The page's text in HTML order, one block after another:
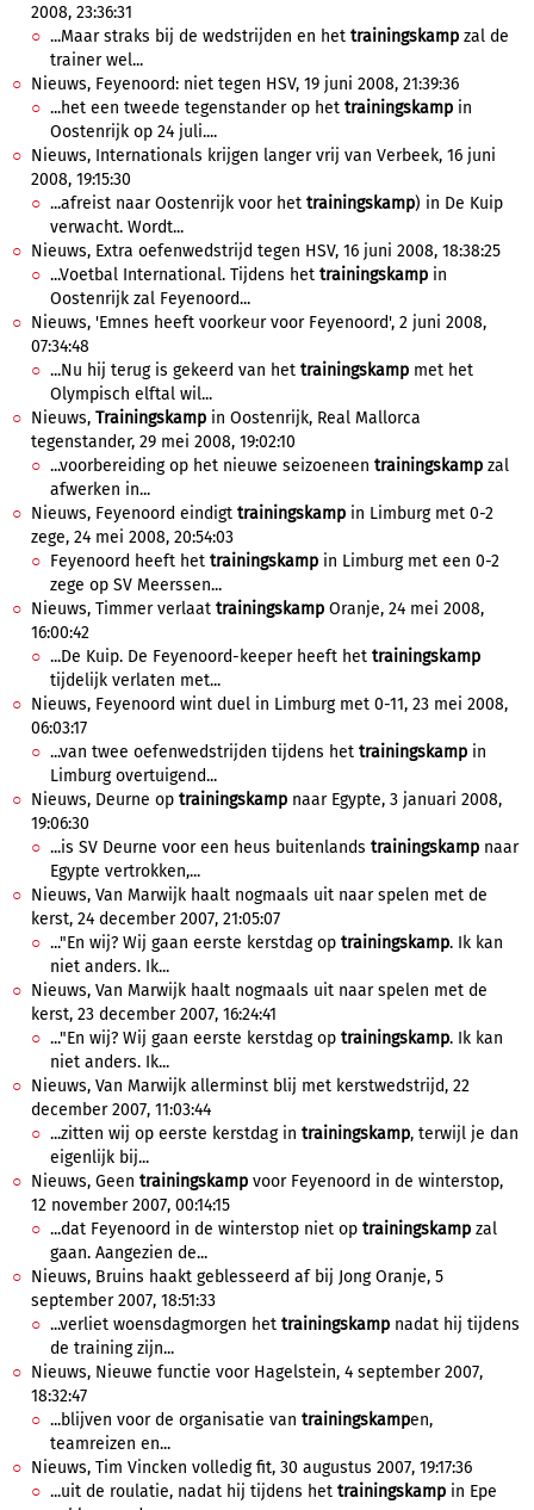
2008, 23:36:31
...Maar straks bij de wedstrijden en het trainingskamp zal de
trainer wel...
Nieuws, Feyenoord: niet tegen HSV, 19 juni 2008, 21:39:36
...het een tweede tegenstander op het trainingskamp in
Oostenrijk op 24 juli....
Nieuws, Internationals krijgen langer vrij van Verbeek, 16 juni
2008, 19:15:30
...afreist naar Oostenrijk voor het trainingskamp) in De Kuip
verwacht. Wordt...
Nieuws, Extra oefenwedstrijd tegen HSV, 16 juni 2008, 18:38:25
...Voetbal International. Tijdens het trainingskamp in
Oostenrijk zal Feyenoord...
Nieuws, 'Emnes heeft voorkeur voor Feyenoord', 2 juni 2008,
07:34:48
...Nu hij terug is gekeerd van het trainingskamp met het
Olympisch elftal wil...
Nieuws, Trainingskamp in Oostenrijk, Real Mallorca
tegenstander, 29 mei 2008, 19:02:10
...voorbereiding op het nieuwe seizoeneen trainingskamp zal
afwerken in...
Nieuws, Feyenoord eindigt trainingskamp in Limburg met 0-2
zege, 24 mei 2008, 20:54:03
Feyenoord heeft het trainingskamp in Limburg met een 0-2
zege op SV Meerssen...
Nieuws, Timmer verlaat trainingskamp Oranje, 24 mei 2008,
16:00:42
...De Kuip. De Feyenoord-keeper heeft het trainingskamp
tijdelijk verlaten met...
Nieuws, Feyenoord wint duel in Limburg met 0-11, 23 mei 2008,
06:03:17
...van twee oefenwedstrijden tijdens het trainingskamp in
Limburg overtuigend...
Nieuws, Deurne op trainingskamp naar Egypte, 3 januari 2008,
19:06:30
...is SV Deurne voor een heus buitenlands trainingskamp naar
Egypte vertrokken,...
Nieuws, Van Marwijk haalt nogmaals uit naar spelen met de
kerst, 24 december 2007, 21:05:07
..."En wij? Wij gaan eerste kerstdag op trainingskamp. Ik kan
niet anders. Ik...
Nieuws, Van Marwijk haalt nogmaals uit naar spelen met de
kerst, 23 december 2007, 16:24:41
..."En wij? Wij gaan eerste kerstdag op trainingskamp. Ik kan
niet anders. Ik...
Nieuws, Van Marwijk allerminst blij met kerstwedstrijd, 22
december 2007, 11:03:44
...zitten wij op eerste kerstdag in trainingskamp, terwijl je dan
eigenlijk bij...
Nieuws, Geen trainingskamp voor Feyenoord in de winterstop,
12 november 2007, 00:14:15
...dat Feyenoord in de winterstop niet op trainingskamp zal
gaan. Aangezien de...
Nieuws, Bruins haakt geblesseerd af bij Jong Oranje, 5
september 2007, 18:51:33
...verliet woensdagmorgen het trainingskamp nadat hij tijdens
de training zijn...
Nieuws, Nieuwe functie voor Hagelstein, 4 september 2007,
18:32:47
...blijven voor de organisatie van trainingskampen,
teamreizen en...
Nieuws, Tim Vincken volledig fit, 30 augustus 2007, 19:17:36
...uit de roulatie, nadat hij tijdens het trainingskamp in Epe